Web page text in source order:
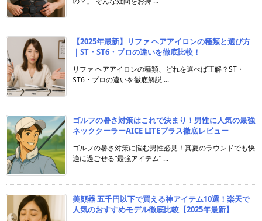
【2025年最新】リファ ヘアアイロンの種類と選び方
｜ST・ST6・プロの違いを徹底比較！
リファ ヘアアイロンの種類、どれを選べば正解？ST・
ST6・プロの違いを徹底解説 ...
ゴルフの暑さ対策はこれで決まり！男性に人気の最強
ネッククーラーAICE LITEプラス徹底レビュー
ゴルフの暑さ対策に悩む男性必見！真夏のラウンドでも快
適に過ごせる“最強アイテム” ...
美顔器 五千円以下で買える神アイテム10選！楽天で
人気のおすすめモデル徹底比較【2025年最新】